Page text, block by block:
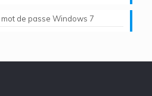
de passe Windows 7